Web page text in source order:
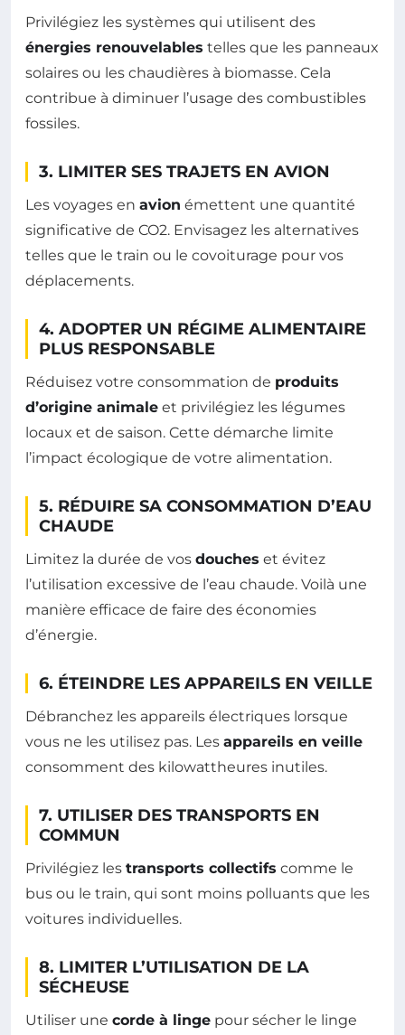
Privilégiez les systèmes qui utilisent des
énergies renouvelables telles que les panneaux
solaires ou les chaudières à biomasse. Cela
contribue à diminuer l’usage des combustibles
fossiles.
3. LIMITER SES TRAJETS EN AVION
Les voyages en avion émettent une quantité
significative de CO2. Envisagez les alternatives
telles que le train ou le covoiturage pour vos
déplacements.
4. ADOPTER UN RÉGIME ALIMENTAIRE
PLUS RESPONSABLE
Réduisez votre consommation de produits
d’origine animale et privilégiez les légumes
locaux et de saison. Cette démarche limite
l’impact écologique de votre alimentation.
5. RÉDUIRE SA CONSOMMATION D’EAU
CHAUDE
Limitez la durée de vos douches et évitez
l’utilisation excessive de l’eau chaude. Voilà une
manière efficace de faire des économies
d’énergie.
6. ÉTEINDRE LES APPAREILS EN VEILLE
Débranchez les appareils électriques lorsque
vous ne les utilisez pas. Les appareils en veille
consomment des kilowattheures inutiles.
7. UTILISER DES TRANSPORTS EN
COMMUN
Privilégiez les transports collectifs comme le
bus ou le train, qui sont moins polluants que les
voitures individuelles.
8. LIMITER L’UTILISATION DE LA
SÉCHEUSE
Utiliser une corde à linge pour sécher le linge